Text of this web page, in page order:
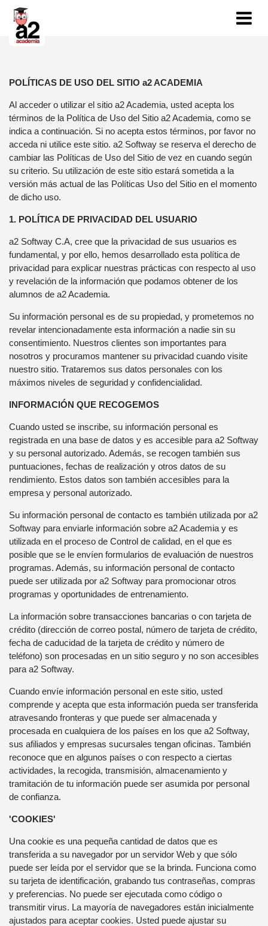
*
Compras
*
Cursos
*
Usuarios
Estadisticas
Iniciar Sesión
Registrate
POLÍTICAS DE USO DEL SITIO a2 ACADEMIA
Al acceder o utilizar el sitio a2 Academia, usted acepta los
términos de la Política de Uso del Sitio a2 Academia, como se
indica a continuación. Si no acepta estos términos, por favor no
acceda ni utilice este sitio. a2 Softway se reserva el derecho de
cambiar las Políticas de Uso del Sitio de vez en cuando según
su criterio. Su utilización de este sitio estará sometida a la
versión más actual de las Políticas Uso del Sitio en el momento
de dicho uso.
1. POLÍTICA DE PRIVACIDAD DEL USUARIO
a2 Softway C.A, cree que la privacidad de sus usuarios es
fundamental, y por ello, hemos desarrollado esta política de
privacidad para explicar nuestras prácticas con respecto al uso
y revelación de la información que podamos obtener de los
alumnos de a2 Academia.
Su información personal es de su propiedad, y prometemos no
revelar intencionadamente esta información a nadie sin su
consentimiento. Nuestros clientes son importantes para
nosotros y procuramos mantener su privacidad cuando visite
nuestro sitio. Trataremos sus datos personales con los
máximos niveles de seguridad y confidencialidad.
INFORMACIÓN QUE RECOGEMOS
Cuando usted se inscribe, su información personal es
registrada en una base de datos y es accesible para a2 Softway
y su personal autorizado. Además, se recogen también sus
puntuaciones, fechas de realización y otros datos de su
rendimiento. Estos datos son también accesibles para la
empresa y personal autorizado.
Su información personal de contacto es también utilizada por a2
Softway para enviarle información sobre a2 Academia y es
utilizada en el proceso de Control de calidad, en el que es
posible que se le envíen formularios de evaluación de nuestros
programas. Además, su información personal de contacto
puede ser utilizada por a2 Softway para promocionar otros
programas y oportunidades de entrenamiento.
La información sobre transacciones bancarias o con tarjeta de
crédito (dirección de correo postal, número de tarjeta de crédito,
fecha de caducidad de la tarjeta de crédito y número de
teléfono) son procesadas en un sitio seguro y no son accesibles
para a2 Softway.
Cuando envíe información personal en este sitio, usted
comprende y acepta que esta información pueda ser transferida
atravesando fronteras y que puede ser almacenada y
procesada en cualquiera de los países en los que a2 Softway,
sus afiliados y empresas sucursales tengan oficinas. También
reconoce que en algunos países o con respecto a ciertas
actividades, la recogida, transmisión, almacenamiento y
tramitación de tu información puede ser asumida por personal
de confianza.
'COOKIES'
Una cookie es una pequeña cantidad de datos que es
transferida a su navegador por un servidor Web y que sólo
puede ser leída por el servidor que se la brinda. Funciona como
su tarjeta de identificación, grabando tus contraseñas, compras
y preferencias. No puede ser ejecutada como código o
transmitir virus. La mayoría de navegadores están inicialmente
ajustados para aceptar cookies. Usted puede ajustar su